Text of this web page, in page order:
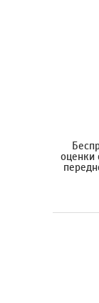
оценки